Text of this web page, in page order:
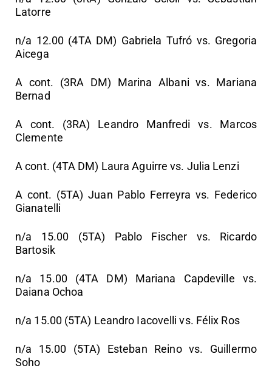
Latorre
n/a 12.00 (4TA DM) Gabriela Tufró vs. Gregoria
Aicega
A cont. (3RA DM) Marina Albani vs. Mariana
Bernad
A cont. (3RA) Leandro Manfredi vs. Marcos
Clemente
A cont. (4TA DM) Laura Aguirre vs. Julia Lenzi
A cont. (5TA) Juan Pablo Ferreyra vs. Federico
Gianatelli
n/a 15.00 (5TA) Pablo Fischer vs. Ricardo
Bartosik
n/a 15.00 (4TA DM) Mariana Capdeville vs.
Daiana Ochoa
n/a 15.00 (5TA) Leandro Iacovelli vs. Félix Ros
n/a 15.00 (5TA) Esteban Reino vs. Guillermo
Soho